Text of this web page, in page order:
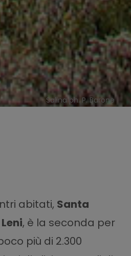
Salina ph. P. Barone
abitati, Santa
Leni, è la seconda per
più di 2.300